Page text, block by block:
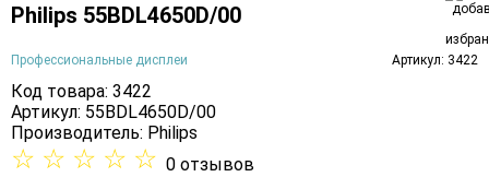
Philips 55BDL4650D/00
Профессиональные дисплеи Артикул: 3422
Код товара: 3422
Артикул: 55BDL4650D/00
Производитель: Philips
☆ ☆ ☆ ☆ ☆ 0 отзывов